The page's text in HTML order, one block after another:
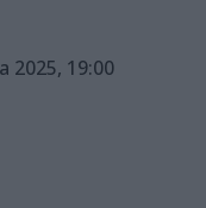
2025, 19:00